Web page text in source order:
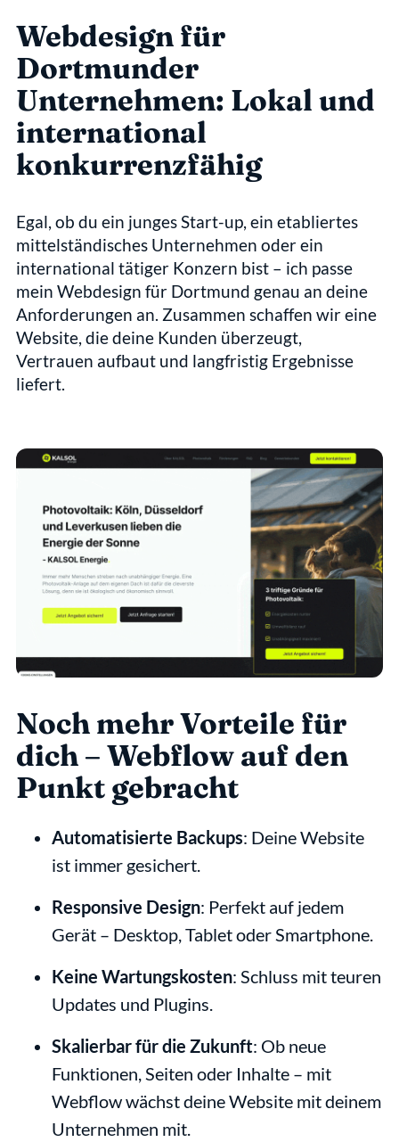
Webdesign für
Dortmunder
Unternehmen: Lokal und
international
konkurrenzfähig
Egal, ob du ein junges Start-up, ein etabliertes
mittelständisches Unternehmen oder ein
international tätiger Konzern bist – ich passe
mein Webdesign für Dortmund genau an deine
Anforderungen an. Zusammen schaffen wir eine
Website, die deine Kunden überzeugt,
Vertrauen aufbaut und langfristig Ergebnisse
liefert.
Noch mehr Vorteile für
dich – Webflow auf den
Punkt gebracht
Automatisierte Backups: Deine Website
ist immer gesichert.
Responsive Design: Perfekt auf jedem
Gerät – Desktop, Tablet oder Smartphone.
Keine Wartungskosten: Schluss mit teuren
Updates und Plugins.
Skalierbar für die Zukunft: Ob neue
Funktionen, Seiten oder Inhalte – mit
Webflow wächst deine Website mit deinem
Unternehmen mit.